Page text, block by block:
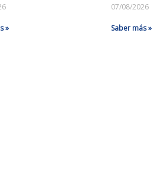
»
07/08/2026
Saber más »